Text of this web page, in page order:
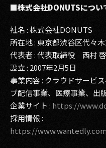
■株式会社DONUTSについ
社名 : 株式会社DONUTS
所在地 : 東京都渋谷区代々
代表者 : 代表取締役 西村
設立 : 2007年2月5日
事業内容 : クラウドサービ
ブ配信事業、医療事業、出
企業サイト : https://
採用情報 :
https://